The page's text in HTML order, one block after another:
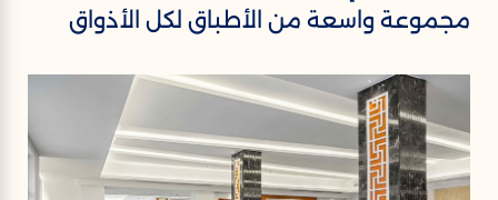
مجموعة واسعة من الأطباق لكل الأذواق